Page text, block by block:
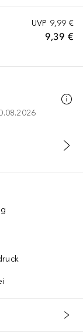
UVP 9,99 €
9,39 €